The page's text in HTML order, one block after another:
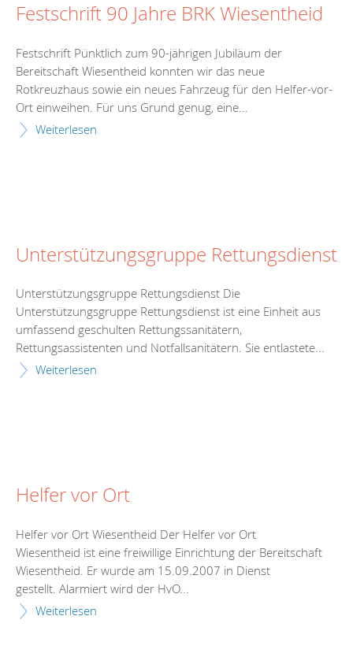
Festschrift 90 Jahre BRK Wiesentheid
Festschrift Pünktlich zum 90-jährigen Jubiläum der
Bereitschaft Wiesentheid konnten wir das neue
Rotkreuzhaus sowie ein neues Fahrzeug für den Helfer-vor-
Ort einweihen. Für uns Grund genug, eine...
Weiterlesen
Unterstützungsgruppe Rettungsdienst
Unterstützungsgruppe Rettungsdienst Die
Unterstützungsgruppe Rettungsdienst ist eine Einheit aus
umfassend geschulten Rettungssanitätern,
Rettungsassistenten und Notfallsanitätern. Sie entlastete...
Weiterlesen
Helfer vor Ort
Helfer vor Ort Wiesentheid Der Helfer vor Ort
Wiesentheid ist eine freiwillige Einrichtung der Bereitschaft
Wiesentheid. Er wurde am 15.09.2007 in Dienst
gestellt. Alarmiert wird der HvO...
Weiterlesen